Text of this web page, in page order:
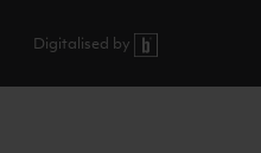
Digitalised by